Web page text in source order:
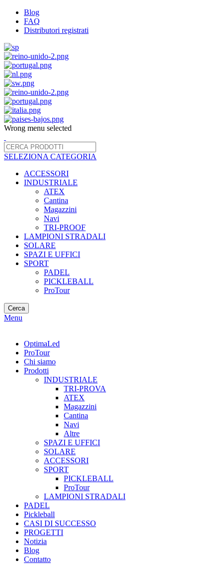
Blog
FAQ
Distributori registrati
Wrong menu selected
SELEZIONA CATEGORIA
ACCESSORI
INDUSTRIALE
ATEX
Cantina
Magazzini
Navi
TRI-PROOF
LAMPIONI STRADALI
SOLARE
SPAZI E UFFICI
SPORT
PADEL
PICKLEBALL
ProTour
Cerca
Menu
OptimaLed
ProTour
Chi siamo
Prodotti
INDUSTRIALE
TRI-PROVA
ATEX
Magazzini
Cantina
Navi
Altre
SPAZI E UFFICI
SOLARE
ACCESSORI
SPORT
PICKLEBALL
ProTour
LAMPIONI STRADALI
PADEL
Pickleball
CASI DI SUCCESSO
PROGETTI
Notizia
Blog
Contatto